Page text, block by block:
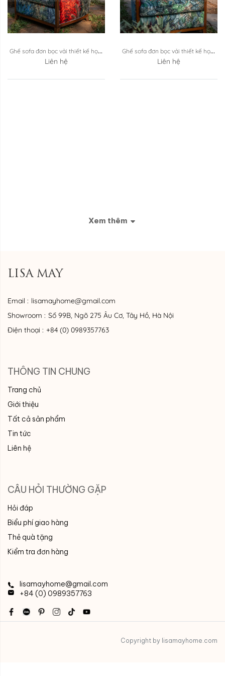
Ghế sofa đơn bọc vải thiết kế họa
tiết rừng ...
Liên hệ
Ghế sofa đơn bọc vải thiết kế họa
tiết rừng ...
Liên hệ
Xem thêm
LISA MAY
Email : lisamayhome@gmail.com
Showroom : Số 99B, Ngõ 275 Âu Cơ, Tây Hồ, Hà Nội
Điện thoại : +84 (0) 0989357763
THÔNG TIN CHUNG
Trang chủ
Giới thiệu
Tất cả sản phẩm
Tin tức
Liên hệ
CÂU HỎI THƯỜNG GẶP
Hỏi đáp
Biểu phí giao hàng
Thẻ quà tặng
Kiểm tra đơn hàng
lisamayhome@gmail.com
+84 (0) 0989357763
Copyright by lisamayhome.com